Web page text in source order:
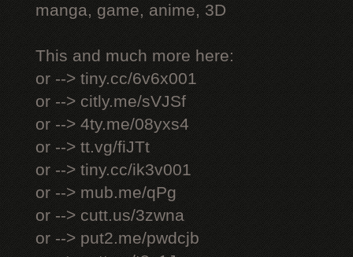
manga, game, anime, 3D
This and much more here:
or --> tiny.cc/6v6x001
or --> citly.me/sVJSf
or --> 4ty.me/08yxs4
or --> tt.vg/fiJTt
or --> tiny.cc/ik3v001
or --> mub.me/qPg
or --> cutt.us/3zwna
or --> put2.me/pwdcjb